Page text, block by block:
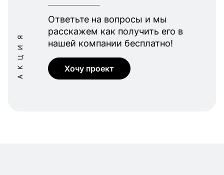
АКЦИЯ
Ответьте на вопросы и мы
расскажем как получить его в
нашей компании бесплатно!
Хочу проект